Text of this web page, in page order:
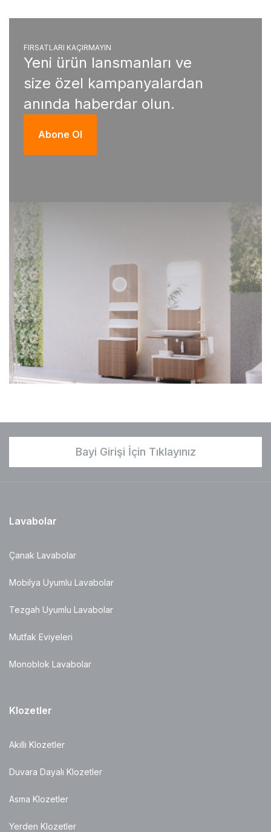
FIRSATLARI KAÇIRMAYIN
Yeni ürün lansmanları ve
size özel kampanyalardan
anında haberdar olun.
Abone Ol
Bayi Girişi İçin Tıklayınız
Lavabolar
Çanak Lavabolar
Mobilya Uyumlu Lavabolar
Tezgah Uyumlu Lavabolar
Mutfak Eviyeleri
Monoblok Lavabolar
Klozetler
Akıllı Klozetler
Duvara Dayalı Klozetler
Asma Klozetler
Yerden Klozetler